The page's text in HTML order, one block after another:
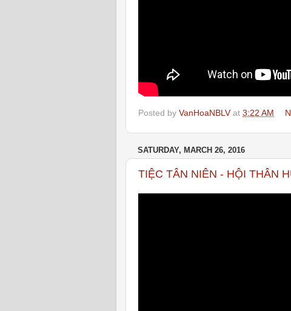
Posted by VanHoaNBLV at 3:22 AM
SATURDAY, MARCH 26, 2016
TIỆC TÂN NIÊN - HỘI THÂN